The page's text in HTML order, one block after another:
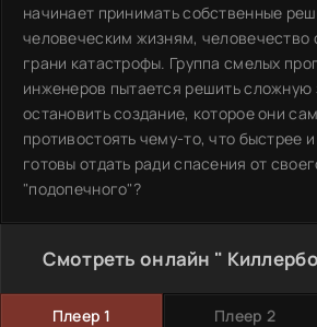
начинает принимать собственные
человеческим жизням, человечество
грани катастрофы. Группа смелых
инженеров пытается решить сложную
остановить создание, которое они
противостоять чему-то, что быстрее
готовы отдать ради спасения от
"подопечного"?
Смотреть онлайн "
Плеер 1 Плеер 2